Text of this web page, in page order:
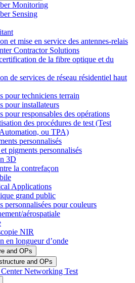
Monitoring
Sensing
et mise en service des antennes-relais
Contractor Solutions
de la fibre optique et du
de services de réseau résidentiel haut
pour techniciens terrain
pour installateurs
pour responsables des opérations
des procédures de test (Test
ou TPA)
personnalisés
pigments personnalisés
3D
la contrefaçon
Applications
grand public
personnalisées pour couleurs
aérospatiale
NIR
en longueur d’onde
and OPs
and OPs
Networking Test